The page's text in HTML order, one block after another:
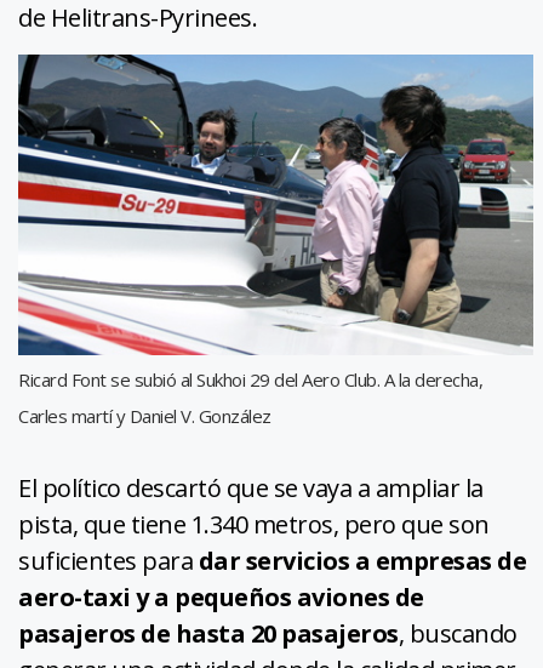
de Helitrans-Pyrinees.
Ricard Font se subió al Sukhoi 29 del Aero Club. A la derecha,
Carles martí y Daniel V. González
El político descartó que se vaya a ampliar la
pista, que tiene 1.340 metros, pero que son
suficientes para dar servicios a empresas de
aero-taxi y a pequeños aviones de
pasajeros de hasta 20 pasajeros, buscando